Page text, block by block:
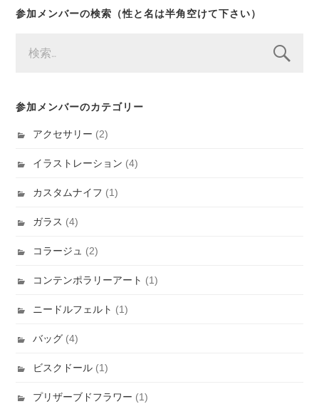
参加メンバーの検索（性と名は半角空けて下さい）
索:
参加メンバーのカテゴリー
アクセサリー (2)
イラストレーション (4)
カスタムナイフ (1)
ガラス (4)
コラージュ (2)
コンテンポラリーアート (1)
ニードルフェルト (1)
バッグ (4)
ビスクドール (1)
プリザーブドフラワー (1)